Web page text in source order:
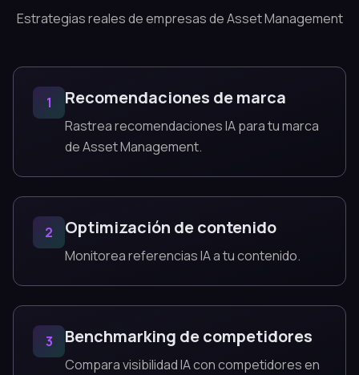
Estrategias reales de empresas de Asset Management
1 Recomendaciones de marca
Rastrea recomendaciones IA para tu marca
de Asset Management.
2 Optimización de contenido
Monitorea referencias IA a tu contenido.
3 Benchmarking de competidores
Compara visibilidad IA con competidores en